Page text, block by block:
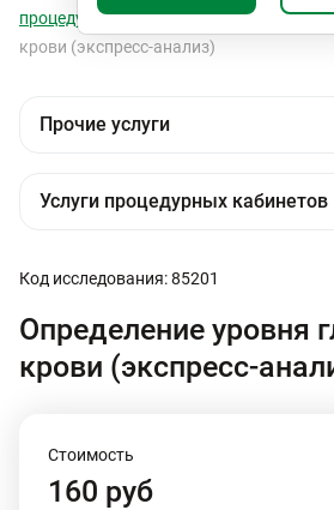
процедурных кабинетов
крови (экспресс-анализ)
Код исследования: 85201
Определение уровня
крови (экспресс-
Стоимость
160 руб